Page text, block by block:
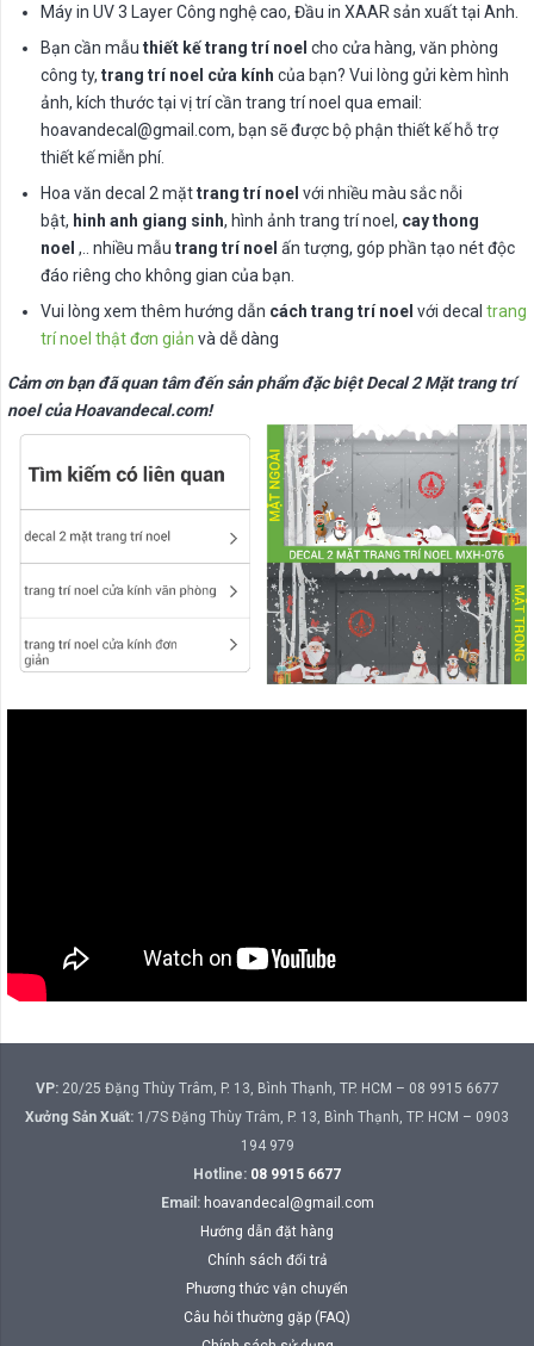
Máy in UV 3 Layer Công nghệ cao, Đầu in XAAR sản xuất tại Anh.
Bạn cần mẫu thiết kế trang trí noel cho cửa hàng, văn phòng
công ty, trang trí noel cửa kính của bạn? Vui lòng gửi kèm hình
ảnh, kích thước tại vị trí cần trang trí noel qua email:
hoavandecal@gmail.com, bạn sẽ được bộ phận thiết kế hỗ trợ
thiết kế miễn phí.
Hoa văn decal 2 mặttrang trí noel với nhiều màu sắc nỗi
bật, hinh anh giang sinh, hình ảnh trang trí noel, cay thong
noel ,.. nhiều mẫu trang trí noel ấn tượng, góp phần tạo nét độc
đáo riêng cho không gian của bạn.
Vui lòng xem thêm hướng dẫn cách trang trí noel với decal trang
trí noel thật đơn giản và dễ dàng
Cảm ơn bạn đã quan tâm đến sản phẩm đặc biệt Decal 2 Mặt trang trí
noel của Hoavandecal.com!
VP:20/25 Đặng Thùy Trâm, P. 13, Bình Thạnh, TP. HCM – 08 9915 6677
Xưởng Sản Xuất: 1/7S Đặng Thùy Trâm, P. 13, Bình Thạnh, TP. HCM – 0903
194 979
Hotline: 08 9915 6677
Email: hoavandecal@gmail.com
Hướng dẫn đặt hàng
Chính sách đổi trả
Phương thức vận chuyển
Câu hỏi thường gặp (FAQ)